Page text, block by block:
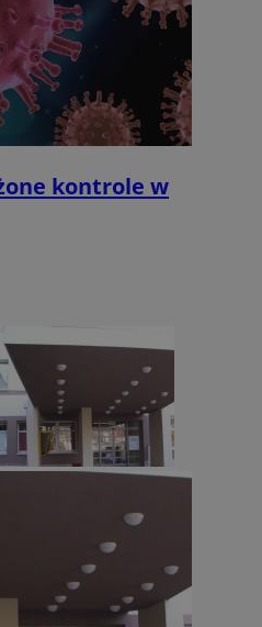
kontrole w